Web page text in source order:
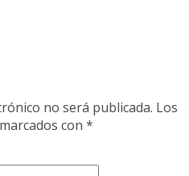
no será publicada. Los
con *